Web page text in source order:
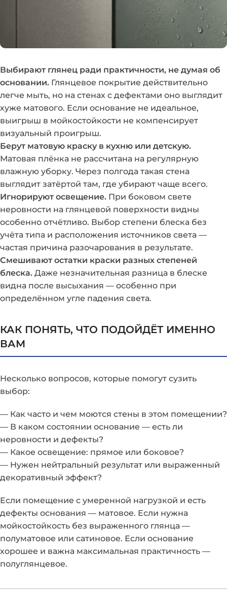
Выбирают глянец ради практичности, не думая об
основании. Глянцевое покрытие действительно
легче мыть, но на стенах с дефектами оно выглядит
хуже матового. Если основание не идеальное,
выигрыш в мойкостойкости не компенсирует
визуальный проигрыш.
Берут матовую краску в кухню или детскую.
Матовая плёнка не рассчитана на регулярную
влажную уборку. Через полгода такая стена
выглядит затёртой там, где убирают чаще всего.
Игнорируют освещение. При боковом свете
неровности на глянцевой поверхности видны
особенно отчётливо. Выбор степени блеска без
учёта типа и расположения источников света —
частая причина разочарования в результате.
Смешивают остатки краски разных степеней
блеска. Даже незначительная разница в блеске
видна после высыхания — особенно при
определённом угле падения света.
КАК ПОНЯТЬ, ЧТО ПОДОЙДЁТ ИМЕННО
ВАМ
Несколько вопросов, которые помогут сузить
выбор:
— Как часто и чем моются стены в этом помещении?
— В каком состоянии основание — есть ли
неровности и дефекты?
— Какое освещение: прямое или боковое?
— Нужен нейтральный результат или выраженный
декоративный эффект?
Если помещение с умеренной нагрузкой и есть
дефекты основания — матовое. Если нужна
мойкостойкость без выраженного глянца —
полуматовое или сатиновое. Если основание
хорошее и важна максимальная практичность —
полуглянцевое.